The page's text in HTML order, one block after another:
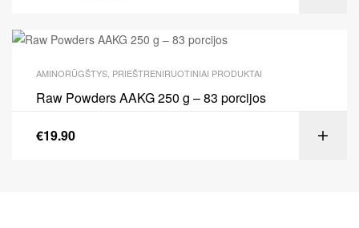
AMINORŪGŠTYS, PRIEŠTRENIRUOTINIAI PRODUKTAI
Raw Powders AAKG 250 g – 83 porcijos
€19.90